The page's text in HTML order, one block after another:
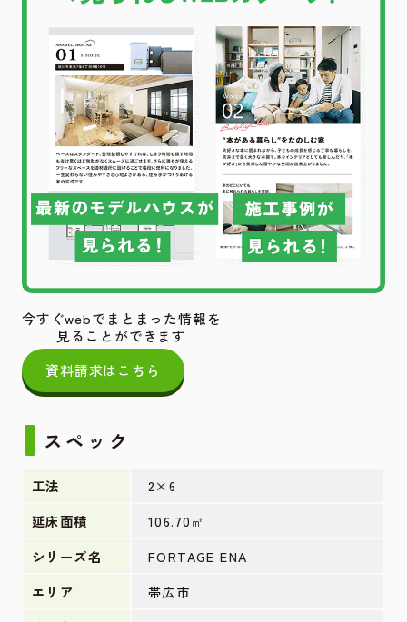
今すぐwebでまとまった情報を
見ることができます
資料請求はこちら
スペック
工法
2×6
延床面積
106.70㎡
シリーズ名
FORTAGE ENA
エリア
帯広市